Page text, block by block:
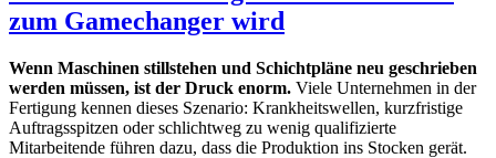
zum Gamechanger wird
Wenn Maschinen stillstehen und Schichtpläne neu geschrieben
werden müssen, ist der Druck enorm. Viele Unternehmen in der
Fertigung kennen dieses Szenario: Krankheitswellen, kurzfristige
Auftragsspitzen oder schlichtweg zu wenig qualifizierte
Mitarbeitende führen dazu, dass die Produktion ins Stocken gerät.